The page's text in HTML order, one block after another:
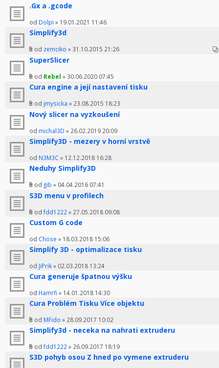
.Gx a .gcode
od Dolpi » 19.01.2021 11:46
Simplify3d
od zemciko » 31.10.2015 21:26
SuperSlicer
od Rebel » 30.06.2020 07:45
Cura engine a její nastavení tisku
od jmysicka » 23.08.2015 18:23
Nový slicer na vyzkoušení
od michal3D » 26.02.2019 20:09
Simplify3D - mezery v horní vrstvě
od N3M3C» 12.12.2018 16:28
Neduhy Simplify3D
od gib » 04.04.2016 07:41
S3D menu v profilech
od fdd1222» 27.05.2018 09:08
Custom G code
od Chose » 18.03.2018 15:06
Simplify 3D - optimalizace tisku
od JiPrik» 02.03.2018 13:24
Cura generuje špatnou výšku
od Hamrfi » 14.01.2018 14:30
Cura Problém Tisku Více objektu
od MFido » 28.09.2017 10:02
Simplify3d - neceka na nahrati extruderu
od fdd1222» 26.09.2017 18:19
S3D pohyb osou Z hned po vymene extruderu